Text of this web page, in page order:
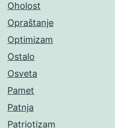
Oholost
Opraštanje
Optimizam
Ostalo
Osveta
Pamet
Patnja
Patriotizam